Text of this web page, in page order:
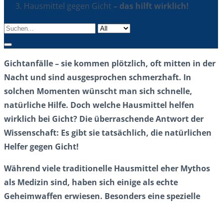
Hausmittel gegen Gicht – das hilft wirklich!
Gichtanfälle – sie kommen plötzlich, oft mitten in der
Nacht und sind ausgesprochen schmerzhaft. In
solchen Momenten wünscht man sich schnelle,
natürliche Hilfe. Doch welche Hausmittel helfen
wirklich bei Gicht? Die überraschende Antwort der
Wissenschaft: Es gibt sie tatsächlich, die natürlichen
Helfer gegen Gicht!
Während viele traditionelle Hausmittel eher Mythos
als Medizin sind, haben sich einige als echte
Geheimwaffen erwiesen. Besonders eine spezielle